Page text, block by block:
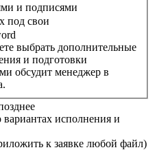
и подписями
под свои
выбрать дополнительные
исполнения и
к заявке любой файл)